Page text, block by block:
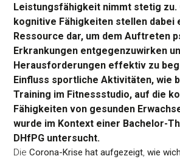
Leistungsfähigkeit nimmt stetig zu.
kognitive Fähigkeiten stellen dabei
Ressource dar, um dem Auftreten
Erkrankungen entgegenzuwirken
Herausforderungen effektiv zu
Einfluss sportliche Aktivitäten, wie
Training im Fitnessstudio, auf die
Fähigkeiten von gesunden
wurde im Kontext einer Bachelor-
DHfPG untersucht.
DieCorona-Krise hat aufgezeigt,wie